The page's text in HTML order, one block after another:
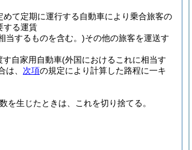
めて定期に運行する自動車により乗合旅客の
する運賃
当するものを含む。)その他の旅客を運送す
す自家用自動車(外国におけるこれに相当す
、 次項の規定により計算した路程に一キ
生じたときは、これを切り捨てる。